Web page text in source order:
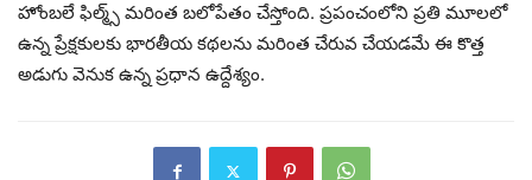
హోంబలే ఫిల్మ్స్ మరింత బలోపేతం చేస్తోంది. ప్రపంచంలోని ప్రతి మూలలో
ఉన్న ప్రేక్షకులకు భారతీయ కథలను మరింత చేరువ చేయడమే ఈ కొత్త
అడుగు వెనుక ఉన్న ప్రధాన ఉద్దేశ్యం.